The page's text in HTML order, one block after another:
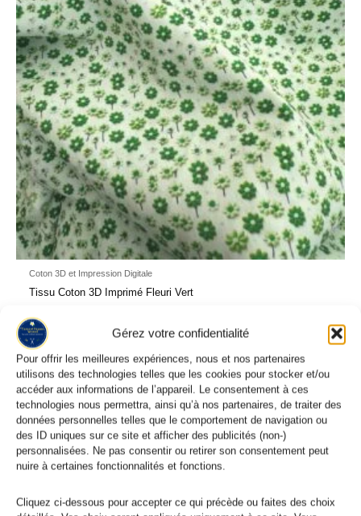
Gérez votre confidentialité
Pour offrir les meilleures expériences, nous et nos partenaires
utilisons des technologies telles que les cookies pour stocker et/ou
accéder aux informations de l’appareil. Le consentement à ces
technologies nous permettra, ainsi qu’à nos partenaires, de traiter des
données personnelles telles que le comportement de navigation ou
des ID uniques sur ce site et afficher des publicités (non-)
personnalisées. Ne pas consentir ou retirer son consentement peut
nuire à certaines fonctionnalités et fonctions.
Cliquez ci-dessous pour accepter ce qui précède ou faites des choix
Coton 3D et Impression Digitale
Tissu Coton 3D Imprimé Fleuri Vert
AVIS À PROPOS DU PRODUIT